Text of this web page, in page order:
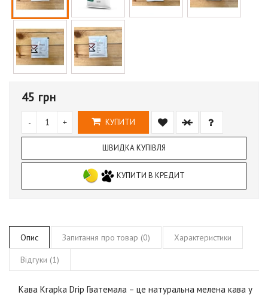
45 грн
- + КУПИТИ
ШВИДКА КУПІВЛЯ
КУПИТИ В КРЕДИТ
Опис Запитання про товар (0) Характеристики
Відгуки (1)
Кава Krapka Drip Гватемала – це натуральна мелена кава у